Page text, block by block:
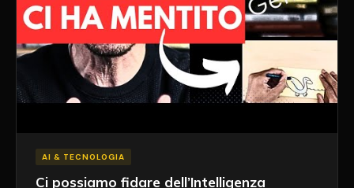
AI & TECNOLOGIA
Ci possiamo fidare dell’Intelligenza